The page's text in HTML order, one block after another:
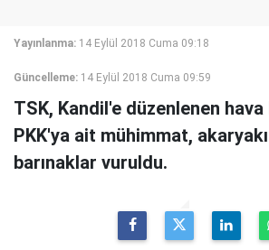
Yayınlanma: 14 Eylül 2018 Cuma 09:18
Güncelleme: 14 Eylül 2018 Cuma 09:59
TSK, Kandil'e düzenlenen
PKK'ya ait mühimmat,
barınaklar vuruldu.